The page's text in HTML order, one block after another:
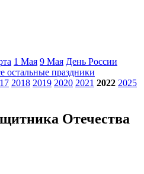
1 Мая 9 Мая День России
остальные праздники
2018 2019 2020 2021 2022 2025
Отечества